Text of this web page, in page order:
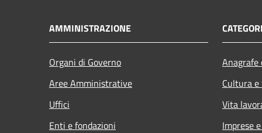
AMMINISTRAZIONE
Organi di Governo
Aree Amministrative
Uffici
Enti e fondazioni
Cultura
Vita
Imprese